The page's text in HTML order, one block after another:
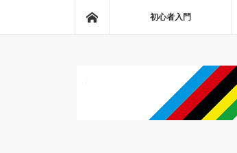
初心者入門